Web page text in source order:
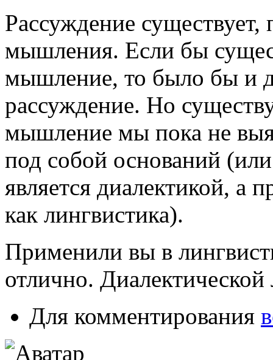
Рассуждение
мышления. Если бы
мышление, то было бы и
рассуждение. Но
мышление мы пока не
под собой оснований
является диалектикой, а
как лингвистика).
Применили вы в
отлично.
Для комментирования